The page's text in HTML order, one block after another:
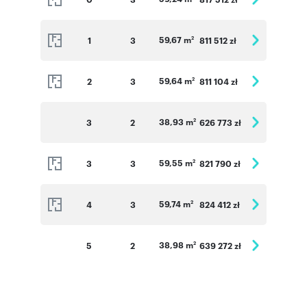
1 3 59,67 m2 811 512 zł
2 3 59,64 m2 811 104 zł
3 2 38,93 m2 626 773 zł
3 3 59,55 m2 821 790 zł
4 3 59,74 m2 824 412 zł
5 2 38,98 m2 639 272 zł